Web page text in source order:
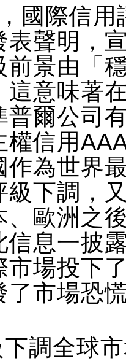
國際信用
表聲明，
前景由「
這意味著
普爾公司
權信用
作為世界
級下調，
、歐洲之
信息一披
市場投下
了市場恐
調全球